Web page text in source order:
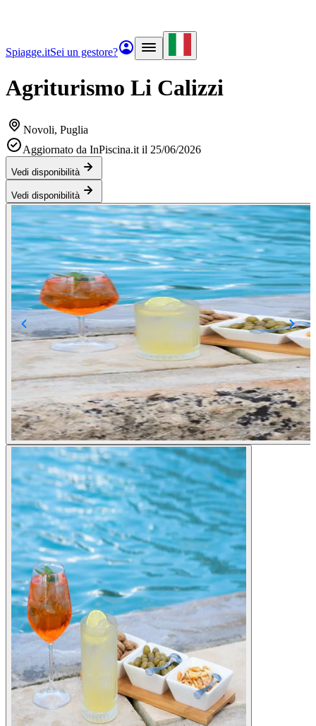
Spiagge.itSei un gestore?
Agriturismo Li Calizzi
Novoli, Puglia
Aggiornato da InPiscina.it il 25/06/2026
Vedi disponibilità
Vedi disponibilità